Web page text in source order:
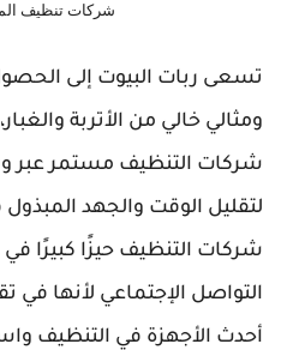
شركات تنظيف
تسعى ربات البيوت إلى
ومثالي خالي من الأتربة
شركات التنظيف مستمر عبر
لتقليل الوقت والجهد
شركات التنظيف حيزًا كبيرًا
التواصل الإجتماعي لأنها في
أحدث الأجهزة في التنظيف